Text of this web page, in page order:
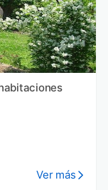
Ver más